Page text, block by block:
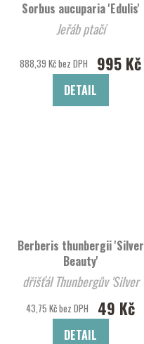
Sorbus aucuparia 'Edulis'
Jeřáb ptačí
888,39 Kč bez DPH 995 Kč
DETAIL
Berberis thunbergii 'Silver
Beauty'
dřišťál Thunbergův 'Silver
43,75 Kč bez DPH 49 Kč
DETAIL